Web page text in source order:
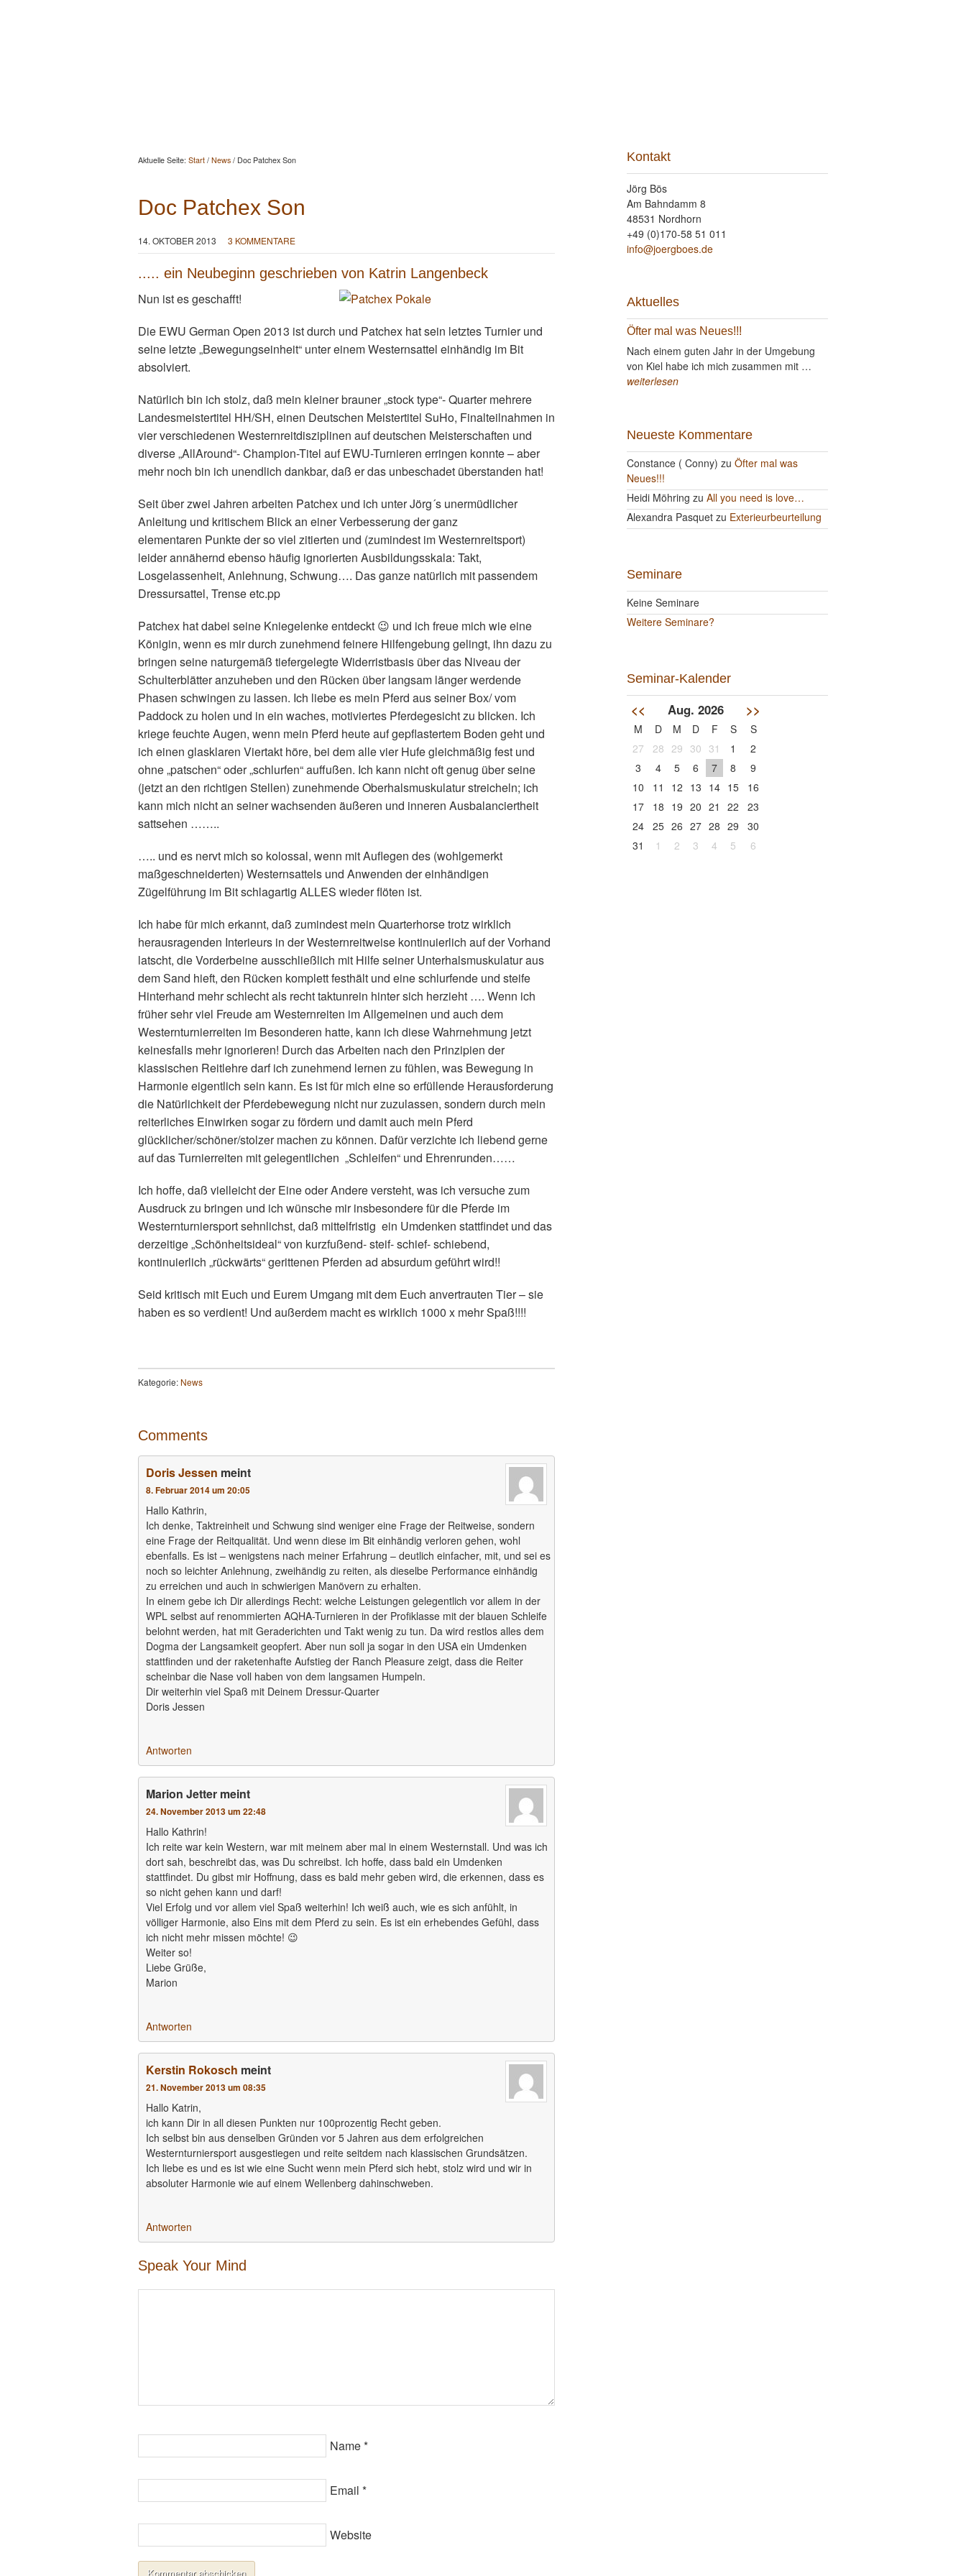
Aktuelle Seite: Start / News / Doc Patchex Son
Doc Patchex Son
14. OKTOBER 2013 3 KOMMENTARE
..... ein Neubeginn geschrieben von Katrin Langenbeck
Nun ist es geschafft!
Die EWU German Open 2013 ist durch und Patchex hat sein letztes Turnier und
seine letzte „Bewegungseinheit“ unter einem Westernsattel einhändig im Bit
absolviert.
Natürlich bin ich stolz, daß mein kleiner brauner „stock type“- Quarter mehrere
Landesmeistertitel HH/SH, einen Deutschen Meistertitel SuHo, Finalteilnahmen in
vier verschiedenen Westernreitdisziplinen auf deutschen Meisterschaften und
diverse „AllAround“- Champion-Titel auf EWU-Turnieren erringen konnte – aber
mehr noch bin ich unendlich dankbar, daß er das unbeschadet überstanden hat!
Seit über zwei Jahren arbeiten Patchex und ich unter Jörg´s unermüdlicher
Anleitung und kritischem Blick an einer Verbesserung der ganz
elementaren Punkte der so viel zitierten und (zumindest im Westernreitsport)
leider annähernd ebenso häufig ignorierten Ausbildungsskala: Takt,
Losgelassenheit, Anlehnung, Schwung…. Das ganze natürlich mit passendem
Dressursattel, Trense etc.pp
Patchex hat dabei seine Kniegelenke entdeckt 😉 und ich freue mich wie eine
Königin, wenn es mir durch zunehmend feinere Hilfengebung gelingt, ihn dazu zu
bringen seine naturgemäß tiefergelegte Widerristbasis über das Niveau der
Schulterblätter anzuheben und den Rücken über langsam länger werdende
Phasen schwingen zu lassen. Ich liebe es mein Pferd aus seiner Box/ vom
Paddock zu holen und in ein waches, motiviertes Pferdegesicht zu blicken. Ich
kriege feuchte Augen, wenn mein Pferd heute auf gepflastertem Boden geht und
ich einen glasklaren Viertakt höre, bei dem alle vier Hufe gleichmäßig fest und
ohne „patschen“ oder „schlurfen“ auffußen. Ich kann nicht oft genug über seine
(jetzt an den richtigen Stellen) zunehmende Oberhalsmuskulatur streicheln; ich
kann mich nicht an seiner wachsenden äußeren und inneren Ausbalanciertheit
sattsehen ……..
….. und es nervt mich so kolossal, wenn mit Auflegen des (wohlgemerkt
maßgeschneiderten) Westernsattels und Anwenden der einhändigen
Zügelführung im Bit schlagartig ALLES wieder flöten ist.
Ich habe für mich erkannt, daß zumindest mein Quarterhorse trotz wirklich
herausragenden Interieurs in der Westernreitweise kontinuierlich auf der Vorhand
latscht, die Vorderbeine ausschließlich mit Hilfe seiner Unterhalsmuskulatur aus
dem Sand hieft, den Rücken komplett festhält und eine schlurfende und steife
Hinterhand mehr schlecht als recht taktunrein hinter sich herzieht …. Wenn ich
früher sehr viel Freude am Westernreiten im Allgemeinen und auch dem
Westernturnierreiten im Besonderen hatte, kann ich diese Wahrnehmung jetzt
keinesfalls mehr ignorieren! Durch das Arbeiten nach den Prinzipien der
klassischen Reitlehre darf ich zunehmend lernen zu fühlen, was Bewegung in
Harmonie eigentlich sein kann. Es ist für mich eine so erfüllende Herausforderung
die Natürlichkeit der Pferdebewegung nicht nur zuzulassen, sondern durch mein
reiterliches Einwirken sogar zu fördern und damit auch mein Pferd
glücklicher/schöner/stolzer machen zu können. Dafür verzichte ich liebend gerne
auf das Turnierreiten mit gelegentlichen „Schleifen“ und Ehrenrunden……
Ich hoffe, daß vielleicht der Eine oder Andere versteht, was ich versuche zum
Ausdruck zu bringen und ich wünsche mir insbesondere für die Pferde im
Westernturniersport sehnlichst, daß mittelfristig ein Umdenken stattfindet und das
derzeitige „Schönheitsideal“ von kurzfußend- steif- schief- schiebend,
kontinuierlich „rückwärts“ gerittenen Pferden ad absurdum geführt wird!!
Seid kritisch mit Euch und Eurem Umgang mit dem Euch anvertrauten Tier – sie
haben es so verdient! Und außerdem macht es wirklich 1000 x mehr Spaß!!!!
Kategorie: News
Comments
Doris Jessen meint
8. Februar 2014 um 20:05
Hallo Kathrin,
Ich denke, Taktreinheit und Schwung sind weniger eine Frage der Reitweise, sondern
eine Frage der Reitqualität. Und wenn diese im Bit einhändig verloren gehen, wohl
ebenfalls. Es ist – wenigstens nach meiner Erfahrung – deutlich einfacher, mit, und sei es
noch so leichter Anlehnung, zweihändig zu reiten, als dieselbe Performance einhändig
zu erreichen und auch in schwierigen Manövern zu erhalten.
In einem gebe ich Dir allerdings Recht: welche Leistungen gelegentlich vor allem in der
WPL selbst auf renommierten AQHA-Turnieren in der Profiklasse mit der blauen Schleife
belohnt werden, hat mit Geraderichten und Takt wenig zu tun. Da wird restlos alles dem
Dogma der Langsamkeit geopfert. Aber nun soll ja sogar in den USA ein Umdenken
stattfinden und der raketenhafte Aufstieg der Ranch Pleasure zeigt, dass die Reiter
scheinbar die Nase voll haben von dem langsamen Humpeln.
Dir weiterhin viel Spaß mit Deinem Dressur-Quarter
Doris Jessen
Antworten
Marion Jetter meint
24. November 2013 um 22:48
Hallo Kathrin!
Ich reite war kein Western, war mit meinem aber mal in einem Westernstall. Und was ich
dort sah, beschreibt das, was Du schreibst. Ich hoffe, dass bald ein Umdenken
stattfindet. Du gibst mir Hoffnung, dass es bald mehr geben wird, die erkennen, dass es
so nicht gehen kann und darf!
Viel Erfolg und vor allem viel Spaß weiterhin! Ich weiß auch, wie es sich anfühlt, in
völliger Harmonie, also Eins mit dem Pferd zu sein. Es ist ein erhebendes Gefühl, dass
ich nicht mehr missen möchte! 😉
Weiter so!
Liebe Grüße,
Marion
Antworten
Kerstin Rokosch meint
21. November 2013 um 08:35
Hallo Katrin,
ich kann Dir in all diesen Punkten nur 100prozentig Recht geben.
Ich selbst bin aus denselben Gründen vor 5 Jahren aus dem erfolgreichen
Westernturniersport ausgestiegen und reite seitdem nach klassischen Grundsätzen.
Ich liebe es und es ist wie eine Sucht wenn mein Pferd sich hebt, stolz wird und wir in
absoluter Harmonie wie auf einem Wellenberg dahinschweben.
Antworten
Speak Your Mind
Name*
Email *
Website
Kontakt
Jörg Bös
Am Bahndamm 8
48531 Nordhorn
+49 (0)170-58 51 011
info@joergboes.de
Aktuelles
Öfter mal was Neues!!!
Nach einem guten Jahr in der Umgebung
von Kiel habe ich mich zusammen mit …
weiterlesen
Neueste Kommentare
Constance ( Conny) zu Öfter mal was
Neues!!!
Heidi Möhring zu All you need is love…
Alexandra Pasquet zu Exterieurbeurteilung
Seminare
Keine Seminare
Weitere Seminare?
Seminar-Kalender
<< Aug. 2026 >>
M D M D F S
S
27
28 29 30 31 1
2
3
4 5 6 7 8
9
10
11 12 13 14 15
16
17
18 19 20 21 22
23
24 25 26 27 28 29
30
31
1 2 3 4 5 6